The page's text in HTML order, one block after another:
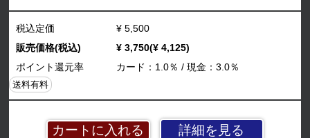
詳細を見る
税込定価
¥ 5,500
販売価格(税込)
¥ 3,750(¥ 4,125)
ポイント還元率
カード：1.0％ / 現金：3.0％
送料有料